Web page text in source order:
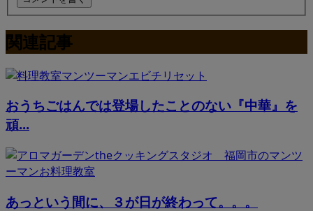
関連記事
おうちごはんでは登場したことのない『中華』を
頑...
あっという間に、３が日が終わって。。。